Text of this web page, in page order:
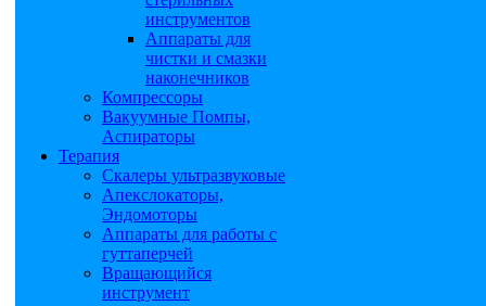
инструментов
Аппараты для
чистки и смазки
наконечников
Компрессоры
Вакуумные Помпы,
Аспираторы
Терапия
Скалеры ультразвуковые
Апекслокаторы,
Эндомоторы
Аппараты для работы с
гуттаперчей
Вращающийся
инструмент